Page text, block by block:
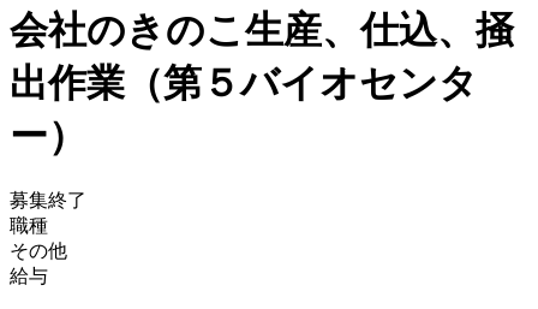
会社のきのこ生産、仕込、掻
出作業（第５バイオセンタ
ー）
募集終了
職種
その他
給与